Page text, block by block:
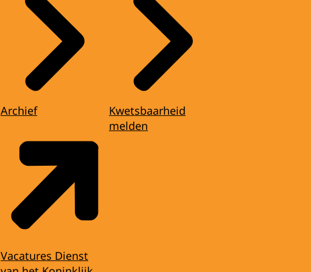
Archief
Vacatures Dienst
Kwetsbaarheid
melden